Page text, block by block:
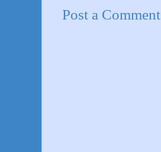
Post a Comment